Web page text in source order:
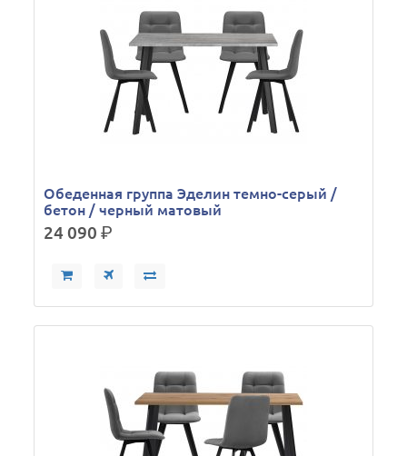
Обеденная группа Эделин темно-серый /
бетон / черный матовый
24 090р.